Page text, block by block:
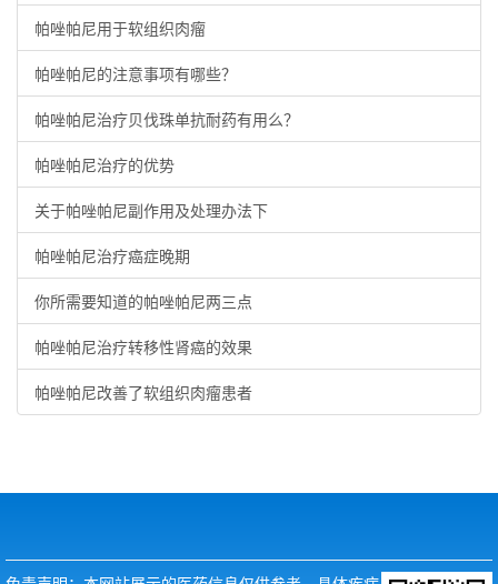
帕唑帕尼用于软组织肉瘤
帕唑帕尼的注意事项有哪些？
帕唑帕尼治疗贝伐珠单抗耐药有用么？
帕唑帕尼治疗的优势
关于帕唑帕尼副作用及处理办法下
帕唑帕尼治疗癌症晚期
你所需要知道的帕唑帕尼两三点
帕唑帕尼治疗转移性肾癌的效果
帕唑帕尼改善了软组织肉瘤患者